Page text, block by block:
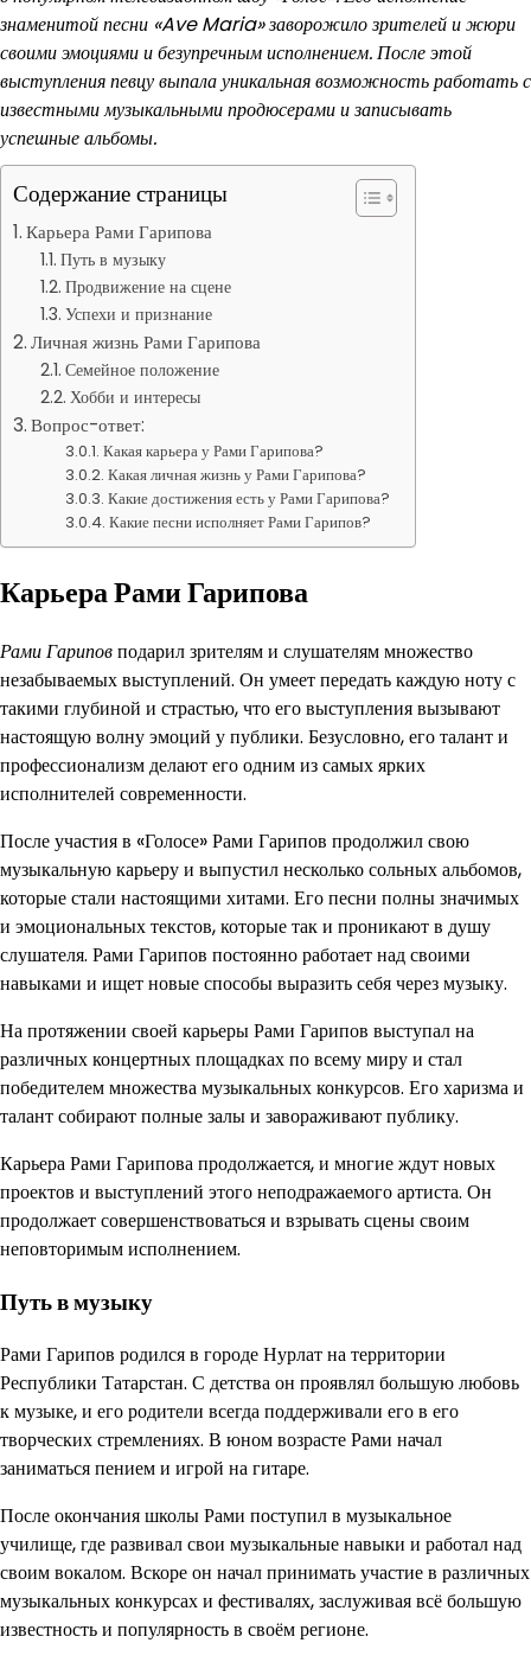
знаменитой песни «Ave Maria» заворожило зрителей и жюри
своими эмоциями и безупречным исполнением. После этой
выступления певцу выпала уникальная возможность работать с
известными музыкальными продюсерами и записывать
успешные альбомы.
Содержание страницы
Карьера Рами Гарипова
Путь в музыку
Продвижение на сцене
Успехи и признание
Личная жизнь Рами Гарипова
Семейное положение
Хобби и интересы
Вопрос-ответ:
Какая карьера у Рами Гарипова?
Какая личная жизнь у Рами Гарипова?
Какие достижения есть у Рами Гарипова?
Какие песни исполняет Рами Гарипов?
Карьера Рами Гарипова
Рами Гариповподарил зрителям и слушателям множество
незабываемых выступлений. Он умеет передать каждую ноту с
такими глубиной и страстью, что его выступления вызывают
настоящую волну эмоций у публики. Безусловно, его талант и
профессионализм делают его одним из самых ярких
исполнителей современности.
После участия в «Голосе» Рами Гарипов продолжил свою
музыкальную карьеру и выпустил несколько сольных альбомов,
которые стали настоящими хитами. Его песни полны значимых
и эмоциональных текстов, которые так и проникают в душу
слушателя. Рами Гарипов постоянно работает над своими
навыками и ищет новые способы выразить себя через музыку.
На протяжении своей карьеры Рами Гарипов выступал на
различных концертных площадках по всему миру и стал
победителем множества музыкальных конкурсов. Его харизма и
талант собирают полные залы и завораживают публику.
Карьера Рами Гарипова продолжается, и многие ждут новых
проектов и выступлений этого неподражаемого артиста. Он
продолжает совершенствоваться и взрывать сцены своим
неповторимым исполнением.
Путь в музыку
Рами Гарипов родился в городе Нурлат на территории
Республики Татарстан. С детства он проявлял большую любовь
к музыке, и его родители всегда поддерживали его в его
творческих стремлениях. В юном возрасте Рами начал
заниматься пением и игрой на гитаре.
После окончания школы Рами поступил в музыкальное
училище, где развивал свои музыкальные навыки и работал над
своим вокалом. Вскоре он начал принимать участие в различных
музыкальных конкурсах и фестивалях, заслуживая всё большую
известность и популярность в своём регионе.